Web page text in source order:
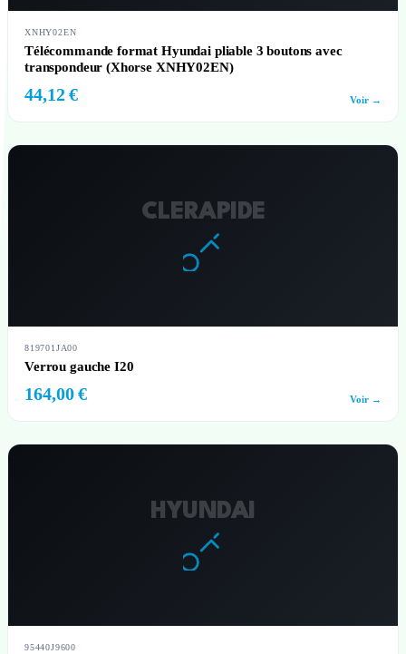
XNHY02EN
Télécommande format Hyundai pliable 3 boutons avec
transpondeur (Xhorse XNHY02EN)
44,12 € Voir →
CLERAPIDE
819701JA00
Verrou gauche I20
164,00 € Voir →
HYUNDAI
95440J9600